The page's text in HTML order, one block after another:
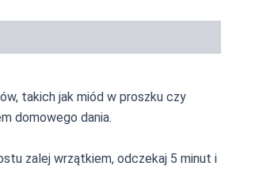
takich jak miód w proszku czy
domowego dania.
zalej wrzątkiem, odczekaj 5 minut i